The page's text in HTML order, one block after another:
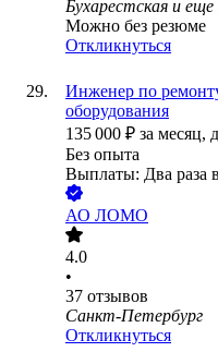
Бухарестская и еще
Можно без резюме
Откликнуться
Инженер по
оборудования
135 000 ₽ за месяц,
Без опыта
Выплаты: Два раза
АО ЛОМО
4.0
•
37 отзывов
Санкт-Петербург
Откликнуться